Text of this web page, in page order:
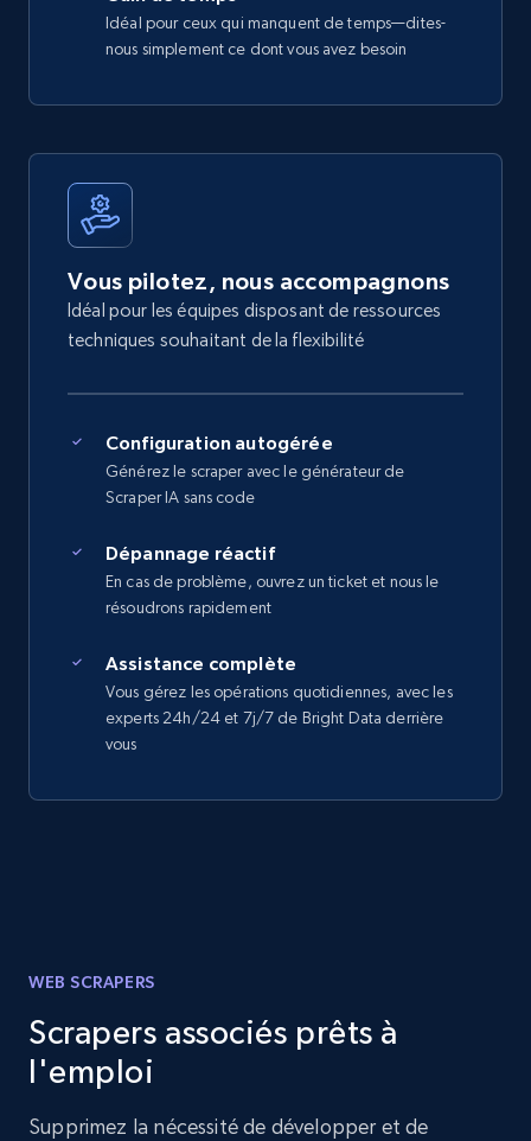
Idéal pour ceux qui manquent de temps—dites-
nous simplement ce dont vous avez besoin
Vous pilotez, nous accompagnons
Idéal pour les équipes disposant de ressources
techniques souhaitant de la flexibilité
Configuration autogérée
Générez le scraper avec le générateur de
Scraper IA sans code
Dépannage réactif
En cas de problème, ouvrez un ticket et nous le
résoudrons rapidement
Assistance complète
Vous gérez les opérations quotidiennes, avec les
experts 24h/24 et 7j/7 de Bright Data derrière
vous
WEB SCRAPERS
Scrapers associés prêts à
l'emploi
Supprimez la nécessité de développer et de